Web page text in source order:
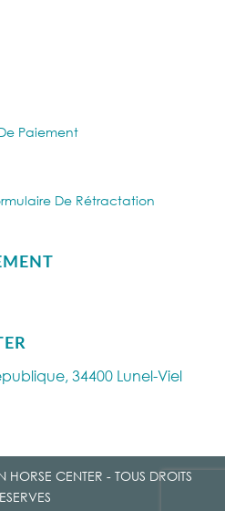
Paiement
De Rétractation
34400 Lunel-Viel
CENTER - TOUS DROITS